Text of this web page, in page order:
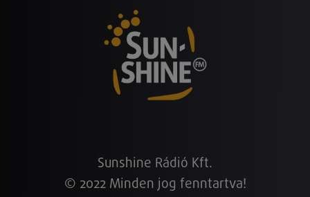
Sunshine Rádió Kft.
© 2022 Minden jog fenntartva!